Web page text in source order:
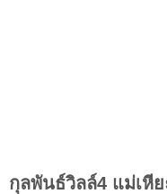
กุลพันธ์วิลล์4 แม่เหีย